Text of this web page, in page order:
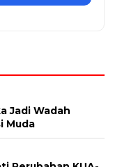
Jadi Wadah
Muda